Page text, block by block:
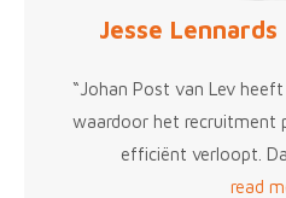
Jesse
“Johan Post van Lev heeft
waardoor het recruitment
efficiënt verloopt.
read